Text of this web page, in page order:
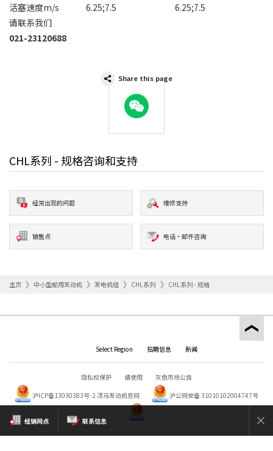
活塞速度m/s
6.25;7.5
6.25;7.5
请联系我们
021-23120688
经销网点 联系信息
Share this page
WeChat
CHL系列 - 规格咨询和支持
经常出现的问题 维修支持
销售点 电话·邮件咨询
主页 中小型船用发动机 发电机组 CHL系列 CHL系列 - 规格
Select Region 招聘信息 新闻
隐私权保护 请使用
灰色市场公告
沪ICP备13030383号-2 洋马发动机官网 沪公网安备 31010102004747号